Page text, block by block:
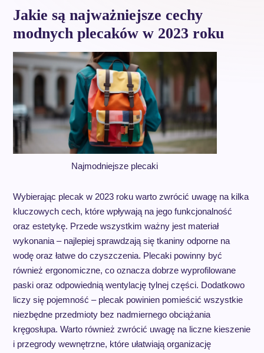
Jakie są najważniejsze cechy
modnych plecaków w 2023 roku
Najmodniejsze plecaki
Wybierając plecak w 2023 roku warto zwrócić uwagę na kilka
kluczowych cech, które wpływają na jego funkcjonalność
oraz estetykę. Przede wszystkim ważny jest materiał
wykonania – najlepiej sprawdzają się tkaniny odporne na
wodę oraz łatwe do czyszczenia. Plecaki powinny być
również ergonomiczne, co oznacza dobrze wyprofilowane
paski oraz odpowiednią wentylację tylnej części. Dodatkowo
liczy się pojemność – plecak powinien pomieścić wszystkie
niezbędne przedmioty bez nadmiernego obciążania
kręgosłupa. Warto również zwrócić uwagę na liczne kieszenie
i przegrody wewnętrzne, które ułatwiają organizację